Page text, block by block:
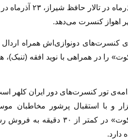
اهواز کنسرت می‌دهد.
را در همراهی با نوید افقه (تنبک)،
تور کنسرت‌های دور ایران کلهر
و با استقبال پرشور مخاطبان
«پردگیان باغ سکوت» در
دارد.